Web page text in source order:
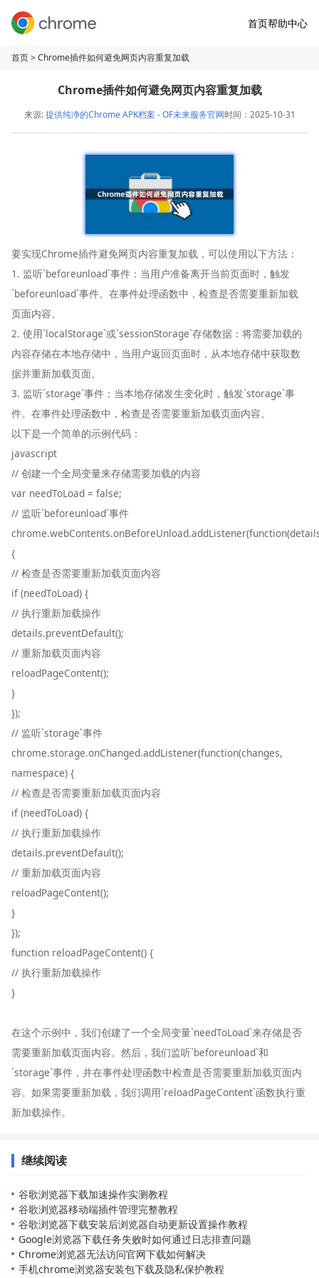
首页帮助中心
首页> Chrome插件如何避免网页内容重复加载
Chrome插件如何避免网页内容重复加载
来源:提供纯净的Chrome APK档案 - OF未来服务官网时间：2025-10-31
要实现Chrome插件避免网页内容重复加载，可以使用以下方法：
1. 监听`beforeunload`事件：当用户准备离开当前页面时，触发
`beforeunload`事件。在事件处理函数中，检查是否需要重新加载
页面内容。
2. 使用`localStorage`或`sessionStorage`存储数据：将需要加载的
内容存储在本地存储中，当用户返回页面时，从本地存储中获取数
据并重新加载页面。
3. 监听`storage`事件：当本地存储发生变化时，触发`storage`事
件。在事件处理函数中，检查是否需要重新加载页面内容。
以下是一个简单的示例代码：
javascript
// 创建一个全局变量来存储需要加载的内容
var needToLoad = false;
// 监听`beforeunload`事件
{
// 检查是否需要重新加载页面内容
if (needToLoad) {
// 执行重新加载操作
details.preventDefault();
// 重新加载页面内容
reloadPageContent();
}
});
// 监听`storage`事件
chrome.storage.onChanged.addListener(function(changes,
namespace) {
// 检查是否需要重新加载页面内容
if (needToLoad) {
// 执行重新加载操作
details.preventDefault();
// 重新加载页面内容
reloadPageContent();
}
});
function reloadPageContent() {
// 执行重新加载操作
}
在这个示例中，我们创建了一个全局变量`needToLoad`来存储是否
需要重新加载页面内容。然后，我们监听`beforeunload`和
`storage`事件，并在事件处理函数中检查是否需要重新加载页面内
容。如果需要重新加载，我们调用`reloadPageContent`函数执行重
新加载操作。
继续阅读
谷歌浏览器下载加速操作实测教程
谷歌浏览器移动端插件管理完整教程
谷歌浏览器下载安装后浏览器自动更新设置操作教程
Google浏览器下载任务失败时如何通过日志排查问题
Chrome浏览器无法访问官网下载如何解决
手机chrome浏览器安装包下载及隐私保护教程